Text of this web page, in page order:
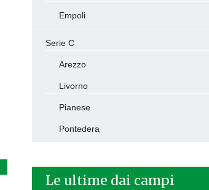
Empoli
Serie C
Arezzo
Livorno
Pianese
Pontedera
Le ultime dai campi